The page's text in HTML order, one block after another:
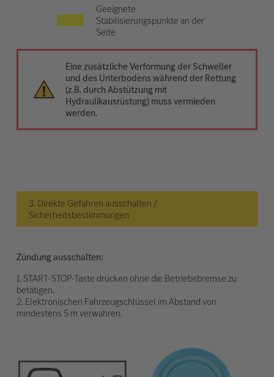
Geeignete
Stabilisierungspunkte an der
Seite
Eine zusätzliche Verformung der Schweller
und des Unterbodens während der Rettung
(z.B. durch Abstützung mit
Hydraulikausrüstung) muss vermieden
werden.
3. Direkte Gefahren ausschalten /
Sicherheitsbestimmungen
Zündung ausschalten:
1. START-STOP-Taste drücken ohne die Betriebsbremse zu
betätigen.
2. Elektronischen Fahrzeugschlüssel im Abstand von
mindestens 5 m verwahren.